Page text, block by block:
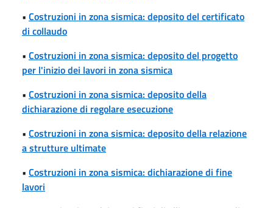
• Costruzioni in zona sismica: deposito del certificato
di collaudo
• Costruzioni in zona sismica: deposito del progetto
per l'inizio dei lavori in zona sismica
• Costruzioni in zona sismica: deposito della
dichiarazione di regolare esecuzione
• Costruzioni in zona sismica: deposito della relazione
a strutture ultimate
• Costruzioni in zona sismica: dichiarazione di fine
lavori